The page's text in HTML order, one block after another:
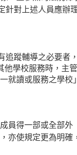
針對上述人員應辦
蹤輔導之必要者，
他學校服務時，主管
就讀或服務之學校」
員得一部或全部外
亦使規定更為明確